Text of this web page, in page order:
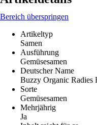
Bereich überspringen
Artikeltyp
Samen
Ausführung
Gemüsesamen
Deutscher Name
Buzzy Organic Radies
Sorte
Gemüsesamen
Mehrjährig
Ja